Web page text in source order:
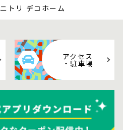
ニトリ デコホーム
アクセス
・駐車場